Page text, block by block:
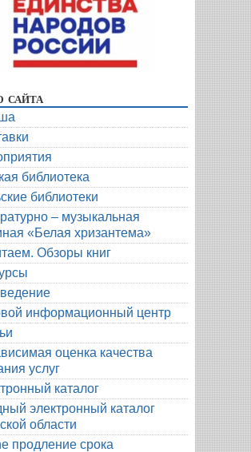
библиотека
библиотеки
– музыкальная
«Белая хризантема»
Обзоры книг
информационный центр
оценка качества
услуг
каталог
электронный каталог
области
продление срока